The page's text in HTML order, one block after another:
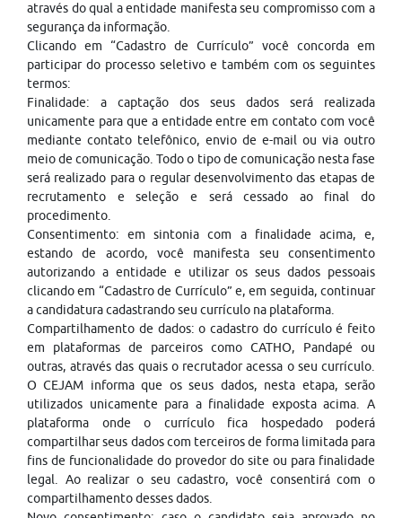
através do qual a entidade manifesta seu compromisso com a
segurança da informação.
Clicando em “Cadastro de Currículo” você concorda em
participar do processo seletivo e também com os seguintes
termos:
Finalidade: a captação dos seus dados será realizada
unicamente para que a entidade entre em contato com você
mediante contato telefônico, envio de e-mail ou via outro
meio de comunicação. Todo o tipo de comunicação nesta fase
será realizado para o regular desenvolvimento das etapas de
recrutamento e seleção e será cessado ao final do
procedimento.
Consentimento: em sintonia com a finalidade acima, e,
estando de acordo, você manifesta seu consentimento
autorizando a entidade e utilizar os seus dados pessoais
clicando em “Cadastro de Currículo” e, em seguida, continuar
a candidatura cadastrando seu currículo na plataforma.
Compartilhamento de dados: o cadastro do currículo é feito
em plataformas de parceiros como CATHO, Pandapé ou
outras, através das quais o recrutador acessa o seu currículo.
O CEJAM informa que os seus dados, nesta etapa, serão
utilizados unicamente para a finalidade exposta acima. A
plataforma onde o currículo fica hospedado poderá
compartilhar seus dados com terceiros de forma limitada para
fins de funcionalidade do provedor do site ou para finalidade
legal. Ao realizar o seu cadastro, você consentirá com o
compartilhamento desses dados.